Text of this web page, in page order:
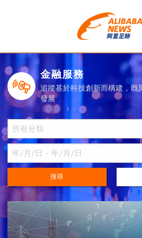
金融服務
追蹤基於科技創新而構建，既
發展
搜尋